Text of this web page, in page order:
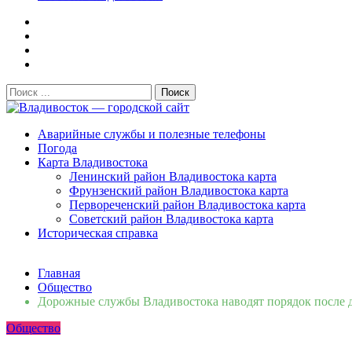
Поиск:
Владивосток — городской сайт
Аварийные службы и полезные телефоны
Погода
Карта Владивостока
Ленинский район Владивостока карта
Фрунзенский район Владивостока карта
Первореченский район Владивостока карта
Советский район Владивостока карта
Историческая справка
Сломалась бытовая техника во Владивостоке: как
Мобильная реклама на общественном транспорте: как
Зарядка с полицейскими, бои кудо и семафорная азбука:
Главная
Общество
Дорожные службы Владивостока наводят порядок после
Общество